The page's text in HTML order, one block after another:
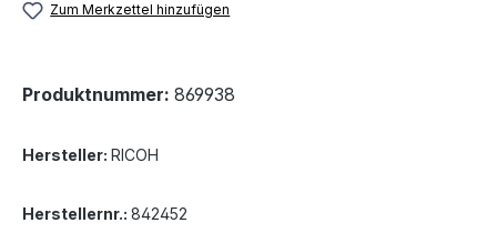
Zum Merkzettel hinzufügen
Produktnummer: 869938
Hersteller: RICOH
Herstellernr.: 842452